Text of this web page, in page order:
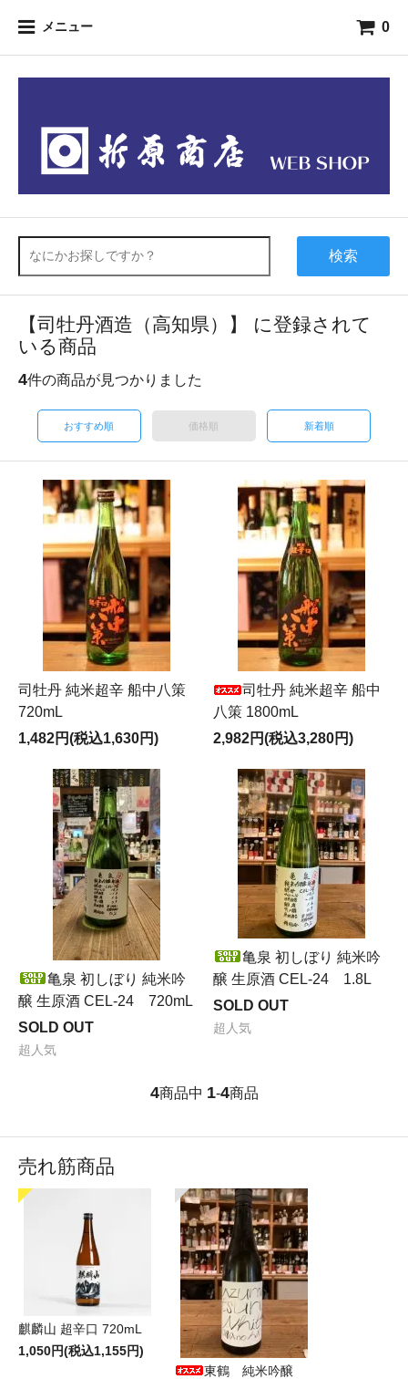
メニュー 0
検索
【司牡丹酒造（高知県）】 に登録されて
いる商品
4件の商品が見つかりました
おすすめ順 価格順 新着順
司牡丹 純米超辛 船中八策
720mL
1,482円(税込1,630円)
司牡丹 純米超辛 船中
八策 1800mL
2,982円(税込3,280円)
亀泉 初しぼり 純米吟
醸 生原酒 CEL-24 720mL
SOLD OUT
超人気
亀泉 初しぼり 純米吟
醸 生原酒 CEL-24 1.8L
SOLD OUT
超人気
4商品中 1-4商品
売れ筋商品
麒麟山 超辛口 720mL
1,050円(税込1,155円)
東鶴 純米吟醸